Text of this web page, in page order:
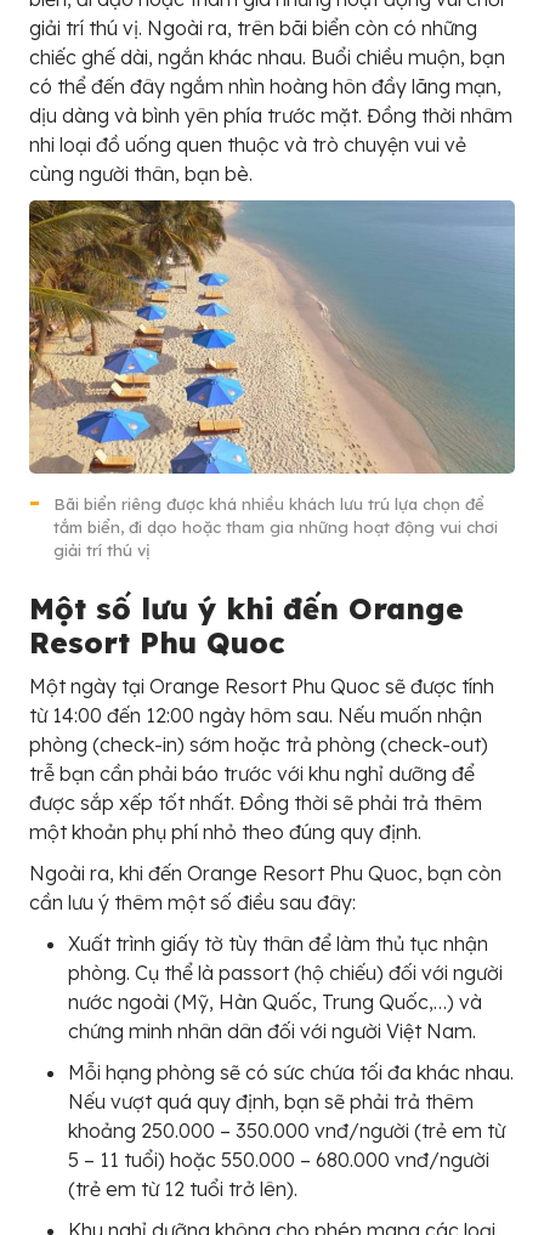
giải trí thú vị. Ngoài ra, trên bãi biển còn có những
chiếc ghế dài, ngắn khác nhau. Buổi chiều muộn, bạn
có thể đến đây ngắm nhìn hoàng hôn đầy lãng mạn,
dịu dàng và bình yên phía trước mặt. Đồng thời nhâm
nhi loại đồ uống quen thuộc và trò chuyện vui vẻ
cùng người thân, bạn bè.
Bãi biển riêng được khá nhiều khách lưu trú lựa chọn để
tắm biển, đi dạo hoặc tham gia những hoạt động vui chơi
giải trí thú vị
Một số lưu ý khi đến Orange
Resort Phu Quoc
Một ngày tại Orange Resort Phu Quoc sẽ được tính
từ 14:00 đến 12:00 ngày hôm sau. Nếu muốn nhận
phòng (check-in) sớm hoặc trả phòng (check-out)
trễ bạn cần phải báo trước với khu nghỉ dưỡng để
được sắp xếp tốt nhất. Đồng thời sẽ phải trả thêm
một khoản phụ phí nhỏ theo đúng quy định.
Ngoài ra, khi đến Orange Resort Phu Quoc, bạn còn
cần lưu ý thêm một số điều sau đây:
Xuất trình giấy tờ tùy thân để làm thủ tục nhận
phòng. Cụ thể là passort (hộ chiếu) đối với người
nước ngoài (Mỹ, Hàn Quốc, Trung Quốc,…) và
chứng minh nhân dân đối với người Việt Nam.
Mỗi hạng phòng sẽ có sức chứa tối đa khác nhau.
Nếu vượt quá quy định, bạn sẽ phải trả thêm
khoảng 250.000 – 350.000 vnđ/người (trẻ em từ
5 – 11 tuổi) hoặc 550.000 – 680.000 vnđ/người
(trẻ em từ 12 tuổi trở lên).
Khu nghỉ dưỡng không cho phép mang các loại